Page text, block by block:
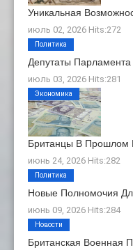
Уникальная
июль 02, 2026 Hits:272
Депутаты
июль 03, 2026 Hits:281
Политика
Британцы В Прошлом
июнь 24, 2026 Hits:282
Экономика
Новые Полномочия
июнь 09, 2026 Hits:284
Политика
Британская Военная
Новости